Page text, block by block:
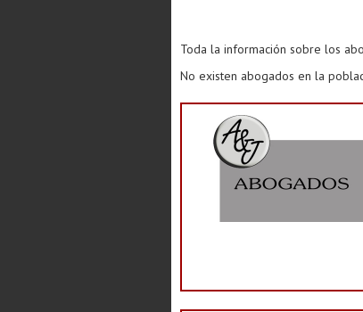
Toda la información sobre los
No existen abogados en la